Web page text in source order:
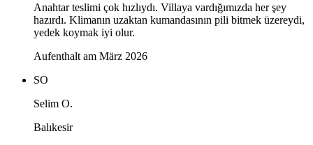
Anahtar teslimi çok hızlıydı. Villaya vardığımızda her şey
hazırdı. Klimanın uzaktan kumandasının pili bitmek üzereydi,
yedek koymak iyi olur.
Aufenthalt am März 2026
SO
Selim O.
Balıkesir